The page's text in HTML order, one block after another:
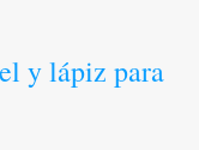
y lápiz para